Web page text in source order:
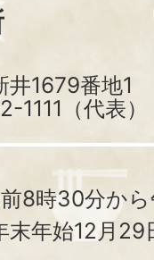
井1679番地1
（代表）
8時30分か
末年始12月